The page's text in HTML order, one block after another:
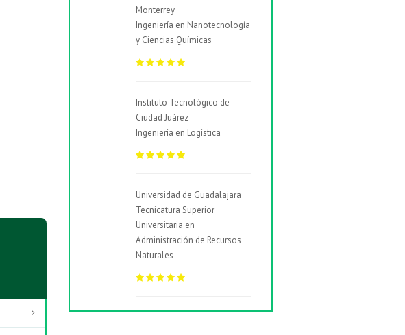
Monterrey
Ingeniería en Nanotecnología
y Ciencias Químicas
Instituto Tecnológico de
Ciudad Juárez
Ingeniería en Logística
Universidad de Guadalajara
Tecnicatura Superior
Universitaria en
Administración de Recursos
Naturales